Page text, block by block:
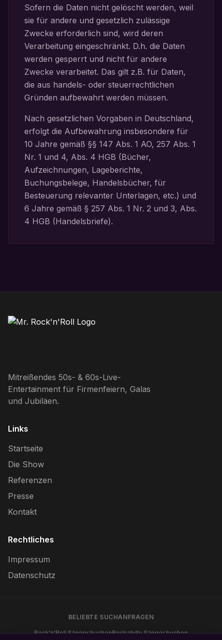
Sofern die Daten nicht gelöscht werden, weil
sie für andere und gesetzlich zulässige
Zwecke erforderlich sind, wird deren
Verarbeitung eingeschränkt. D.h. die Daten
werden gesperrt und nicht für andere
Zwecke verarbeitet. Das gilt z.B. für Daten,
die aus handels- oder steuerrechtlichen
Gründen aufbewahrt werden müssen.
Nach gesetzlichen Vorgaben in Deutschland,
erfolgt die Aufbewahrung insbesondere für
10 Jahre gemäß §§ 147 Abs. 1 AO, 257 Abs. 1
Nr. 1 und 4, Abs. 4 HGB (Bücher,
Aufzeichnungen, Lageberichte,
Buchungsbelege, Handelsbücher, für
Besteuerung relevanter Unterlagen, etc.) und
6 Jahre gemäß § 257 Abs. 1 Nr. 2 und 3, Abs.
4 HGB (Handelsbriefe).
Mitreißendes 50s- & 60s-Live-
Entertainment für Firmenfeiern, Galas
und Jubiläen.
Links
Startseite
Die Show
Referenzen
Presse
Kontakt
Rechtliches
Impressum
Datenschutz
BELIEBTE SUCHANFRAGEN
Rock'n'Roll Sänger buchenRockabilly Sänger buchen